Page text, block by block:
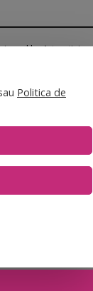
by Artvertising
Politica de